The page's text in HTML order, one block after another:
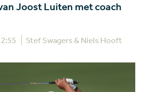
Joost Luiten met coach
Stef Swagers & Niels Hooft